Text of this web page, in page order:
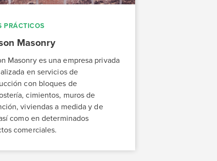
PRÁCTICOS
Masonry
Masonry es una empresa privada
en servicios de
con bloques de
cimientos, muros de
viviendas a medida y de
como en determinados
comerciales.